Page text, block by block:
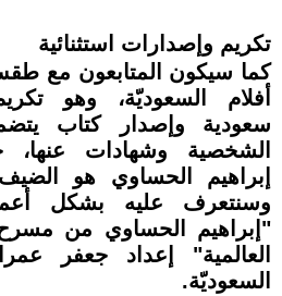
تكريم وإصدارات استثنائية
كما سيكون المتابعون مع
أفلام السعوديّة، وهو
سعودية وإصدار كتاب
الشخصية وشهادات
إبراهيم الحساوي هو
وسنتعرف عليه بشكل
"إبراهيم الحساوي من
العالمية" إعداد جعفر
السعوديّة.